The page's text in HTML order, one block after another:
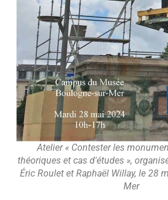
Atelier « Contester les
théoriques et cas d'études »,
Éric Roulet et Raphaël Willay, le 28
Mer